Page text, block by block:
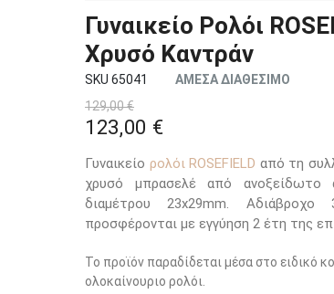
Γυναικείο Ρολόι
Χρυσό Καντράν
SKU 65041
ΑΜΕΣΑ ΔΙΑΘΕΣΙΜΟ
129,00 €
123,00 €
Γυναικείο ρολόι ROSEFIELD από τη
χρυσό μπρασελέ από ανοξείδωτο
διαμέτρου 23x29mm.
προσφέρονται με εγγύηση 2 έτη της
Το προϊόν παραδίδεται μέσα στο ειδικό
ολοκαίνουριο ρολόι.